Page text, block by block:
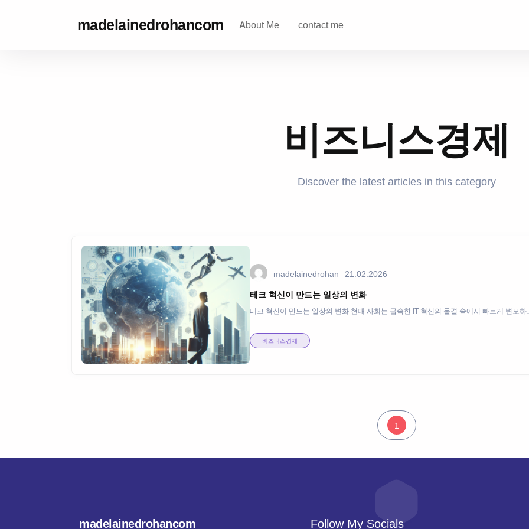
madelainedrohancom About Me contact me
비즈니스경제
Discover the latest articles in this category
madelainedrohan 21.02.2026
테크 혁신이 만드는 일상의 변화
테크 혁신이 만드는 일상의 변화 현대 사회는 급속한 IT 혁신의 물결 속에서 빠르게 변모하
비즈니스경제
1
madelainedrohancom Follow My Socials